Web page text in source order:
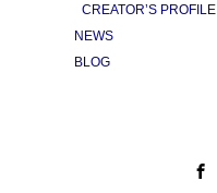
CREATOR’S PROFILE
NEWS
BLOG